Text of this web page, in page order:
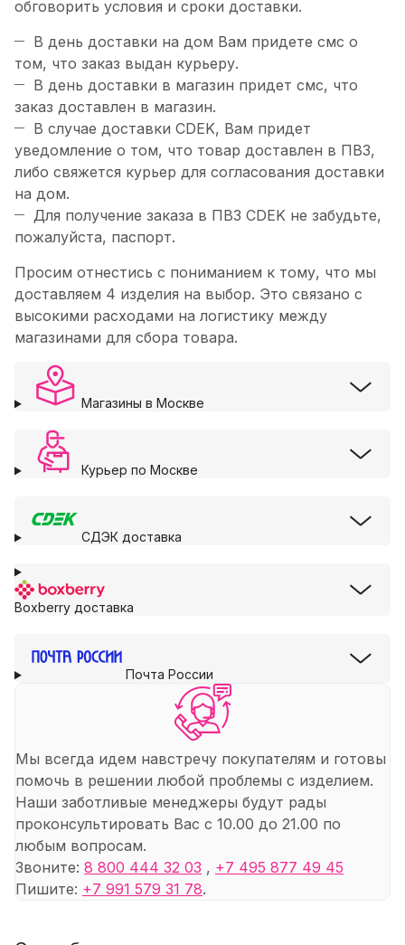
обговорить условия и сроки доставки.
В день доставки на дом Вам придете смс о
том, что заказ выдан курьеру.
В день доставки в магазин придет смс, что
заказ доставлен в магазин.
В случае доставки CDEK, Вам придет
уведомление о том, что товар доставлен в ПВЗ,
либо свяжется курьер для согласования доставки
на дом.
Для получение заказа в ПВЗ CDEK не забудьте,
пожалуйста, паспорт.
Просим отнестись с пониманием к тому, что мы
доставляем 4 изделия на выбор. Это связано с
высокими расходами на логистику между
магазинами для сбора товара.
Магазины в Москве
Курьер по Москве
СДЭК доставка
Boxberry доставка
Почта России
Мы всегда идем навстречу покупателям и готовы
помочь в решении любой проблемы с изделием.
Наши заботливые менеджеры будут рады
проконсультировать Вас с 10.00 до 21.00 по
любым вопросам.
Звоните: 8 800 444 32 03 , +7 495 877 49 45
Пишите: +7 991 579 31 78.